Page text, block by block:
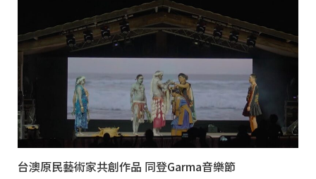
台澳原民藝術家共創作品 同登Garma音樂節